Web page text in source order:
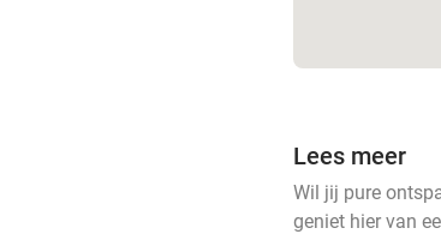
Lees meer
Wil jij pure
geniet hier van